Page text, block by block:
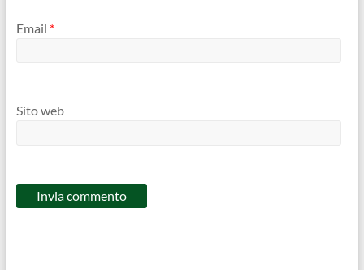
Email *
Sito web